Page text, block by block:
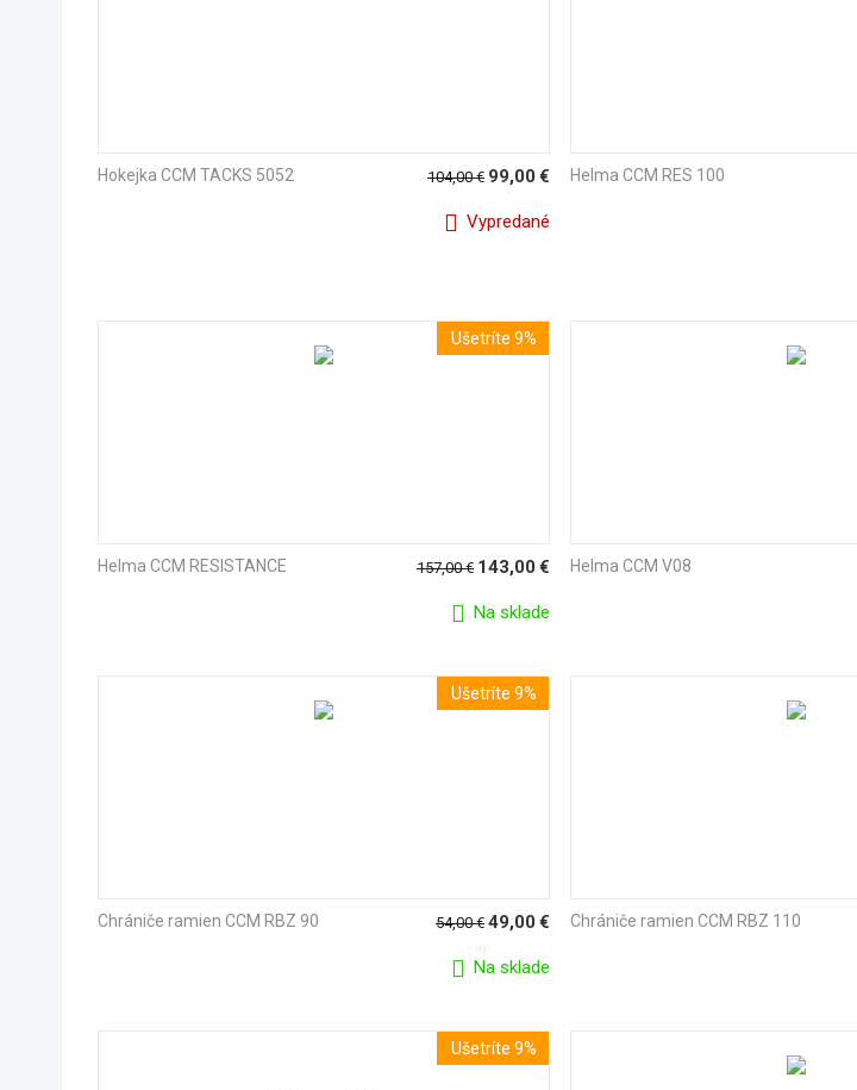
Hokejka CCM TACKS 5052 104,00 € 99,00 €
Vypredané
Helma CCM RES 100
Ušetríte 9%
Helma CCM RESISTANCE 157,00 € 143,00 €
Na sklade
Helma CCM V08
Ušetríte 9%
Chrániče ramien CCM RBZ 90 54,00 € 49,00 €
Na sklade
Chrániče ramien CCM RBZ 110
Ušetríte 9%